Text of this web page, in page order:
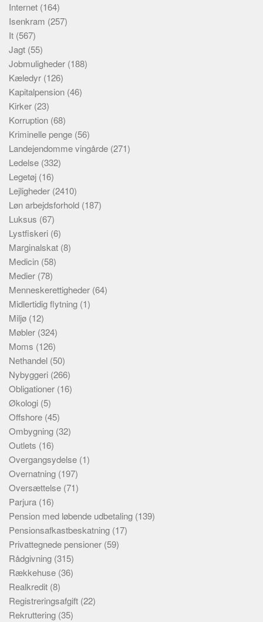
Internet (164)
Isenkram (257)
It (567)
Jagt (55)
Jobmuligheder (188)
Kæledyr (126)
Kapitalpension (46)
Kirker (23)
Korruption (68)
Kriminelle penge (56)
Landejendomme vingårde (271)
Ledelse (332)
Legetøj (16)
Lejligheder (2410)
Løn arbejdsforhold (187)
Luksus (67)
Lystfiskeri (6)
Marginalskat (8)
Medicin (58)
Medier (78)
Menneskerettigheder (64)
Midlertidig flytning (1)
Miljø (12)
Møbler (324)
Moms (126)
Nethandel (50)
Nybyggeri (266)
Obligationer (16)
Økologi (5)
Offshore (45)
Ombygning (32)
Outlets (16)
Overgangsydelse (1)
Overnatning (197)
Oversættelse (71)
Parjura (16)
Pension med løbende udbetaling (139)
Pensionsafkastbeskatning (17)
Privattegnede pensioner (59)
Rådgivning (315)
Rækkehuse (36)
Realkredit (8)
Registreringsafgift (22)
Rekruttering (35)